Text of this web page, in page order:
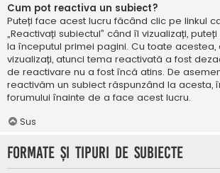
Cum pot reactiva un subiect?
Puteți face acest lucru făcând clic pe linkul
„Reactivați subiectul” când îl vizualizați,
la începutul primei pagini. Cu toate acestea,
vizualizați, atunci tema reactivată a fost
de reactivare nu a fost încă atins. De
reactivăm un subiect răspunzând la acesta,
forumului înainte de a face acest lucru.
Sus
Formate și tipuri de subiecte